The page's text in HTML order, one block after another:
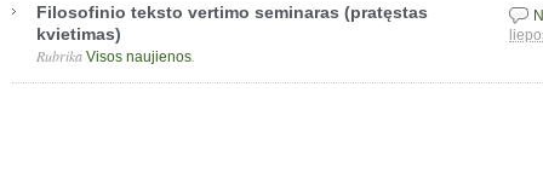
Filosofinio teksto vertimo seminaras (pratęstas
kvietimas)
Rubrika Visos naujienos